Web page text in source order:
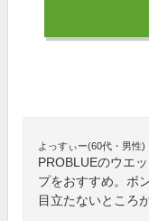
よっすぃー(60代・男性)
PROBLUEのウエ
プをおすすめ。ボ
目立たないところ